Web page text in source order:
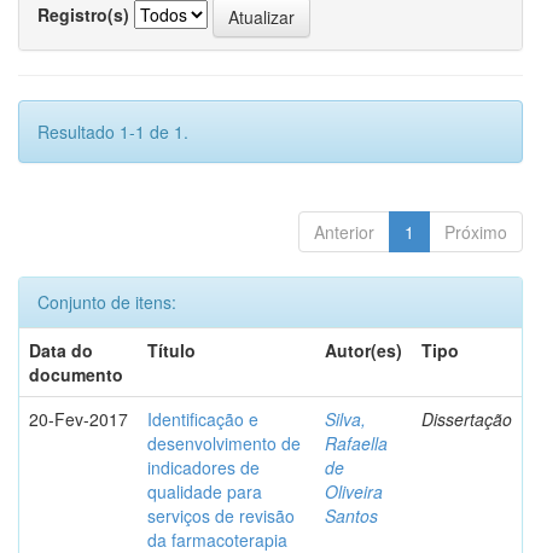
Registro(s)
Resultado 1-1 de 1.
Anterior 1 Próximo
Conjunto de itens:
Data do
documento
Título Autor(es) Tipo
20-Fev-2017
Identificação e
desenvolvimento de
indicadores de
qualidade para
serviços de revisão
da farmacoterapia
Silva,
Rafaella
de
Oliveira
Santos
Dissertação